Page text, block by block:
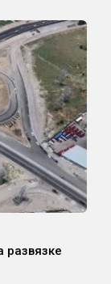
развязке